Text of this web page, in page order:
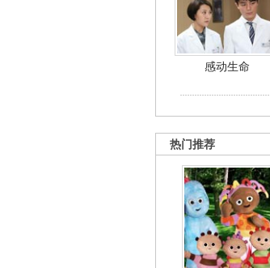
感动生命
热门推荐